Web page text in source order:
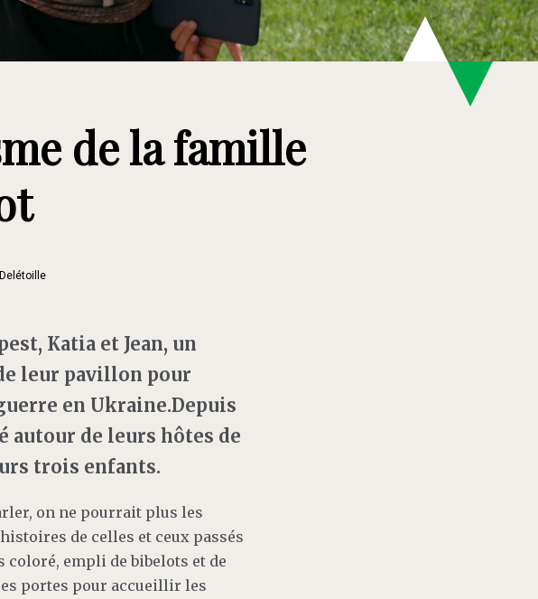
de la famille
Katia et Jean, un
leur pavillon pour
en Ukraine.Depuis
autour de leurs hôtes de
trois enfants.
on ne pourrait plus les
de celles et ceux passés
coloré, empli de bibelots et de
portes pour accueillir les